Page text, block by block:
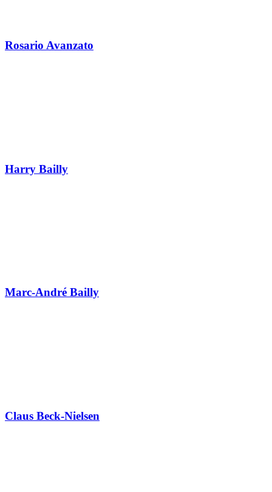
Rosario Avanzato
Harry Bailly
Marc-André Bailly
Claus Beck-Nielsen